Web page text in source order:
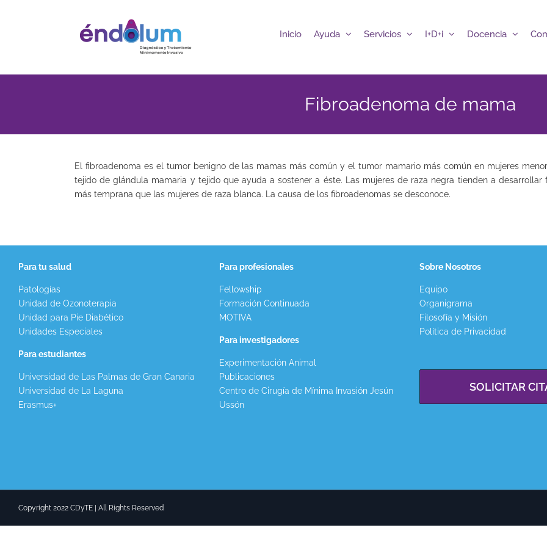
Inicio Ayuda Servicios I+D+i Docencia
Fibroadenoma de mama
El fibroadenoma es el tumor benigno de las mamas más común y el tumor mamario más común en mujeres
tejido de glándula mamaria y tejido que ayuda a sostener a éste. Las mujeres de raza negra tienden a
más temprana que las mujeres de raza blanca. La causa de los fibroadenomas se desconoce.
Para tu salud
Patologías
Unidad de Ozonoterapia
Unidad para Pie Diabético
Unidades Especiales
Para estudiantes
Universidad de Las Palmas de Gran Canaria
Universidad de La Laguna
Erasmus+
Para profesionales
Fellowship
Formación Continuada
MOTIVA
Para investigadores
Experimentación Animal
Publicaciones
Centro de Cirugía de Mínima Invasión Jesún
Ussón
Sobre Nosotros
Equipo
Organigrama
Filosofía y Misión
Política de Privacidad
SOLICITAR
Copyright 2022 CDyTE | All Rights Reserved